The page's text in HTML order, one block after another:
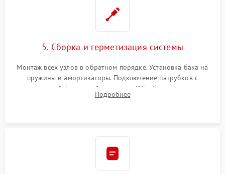
5. Сборка и герметизация системы
Монтаж всех узлов в обратном порядке. Установка бака на
пружины и амортизаторы. Подключение патрубков с
надежной фиксацией хомутами. Обработка стыков
герметиком для предотвращения возможных протечек воды.
Подробнее